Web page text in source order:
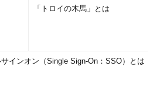
「トロイの木馬」とは
インオン（Single Sign-On：SSO）とは